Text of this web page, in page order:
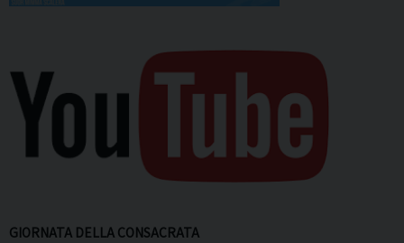
GIORNATA DELLA CONSACRATA